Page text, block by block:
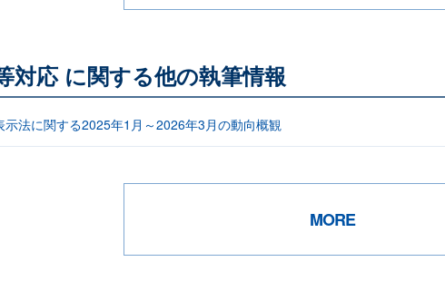
対応 に関する他の執筆情報
示法に関する2025年1月～2026年3月の動向概観
MORE